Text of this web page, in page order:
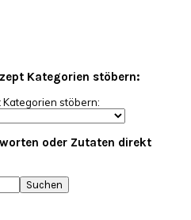
Kategorien stöbern:
stöbern:
oder Zutaten direkt